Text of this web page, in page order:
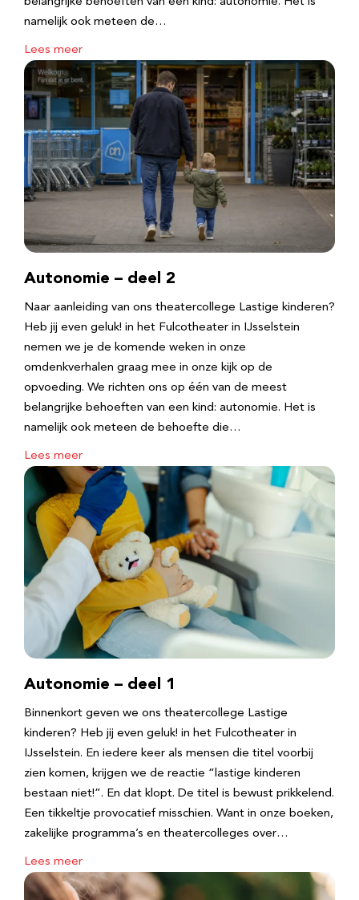
namelijk ook meteen de…
Lees meer
Autonomie – deel 2
Naar aanleiding van ons theatercollege Lastige kinderen?
Heb jij even geluk! in het Fulcotheater in IJsselstein
nemen we je de komende weken in onze
omdenkverhalen graag mee in onze kijk op de
opvoeding. We richten ons op één van de meest
belangrijke behoeften van een kind: autonomie. Het is
namelijk ook meteen de behoefte die…
Lees meer
Autonomie – deel 1
Binnenkort geven we ons theatercollege Lastige
kinderen? Heb jij even geluk! in het Fulcotheater in
IJsselstein. En iedere keer als mensen die titel voorbij
zien komen, krijgen we de reactie “lastige kinderen
bestaan niet!”. En dat klopt. De titel is bewust prikkelend.
Een tikkeltje provocatief misschien. Want in onze boeken,
zakelijke programma’s en theatercolleges over…
Lees meer